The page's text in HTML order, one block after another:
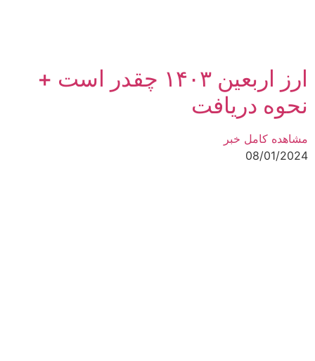
ارز اربعین ۱۴۰۳ چقدر است +
نحوه دریافت
مشاهده کامل خبر
08/01/2024